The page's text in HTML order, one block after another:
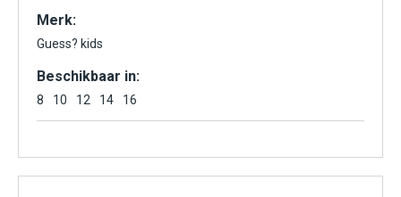
Merk:
Guess? kids
Beschikbaar in:
8 10 12 14 16